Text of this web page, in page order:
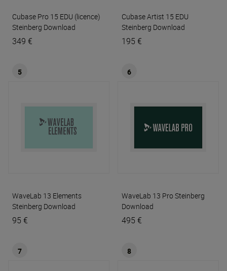
Cubase Pro 15 EDU (licence)
Steinberg Download
349 €
Cubase Artist 15 EDU
Steinberg Download
195 €
5
WaveLab 13 Elements
Steinberg Download
95 €
6
WaveLab 13 Pro Steinberg
Download
495 €
7 8